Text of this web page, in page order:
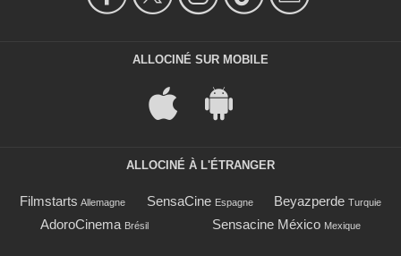
ALLOCINÉ SUR MOBILE
ALLOCINÉ À L'ÉTRANGER
Filmstarts Allemagne SensaCine Espagne Beyazperde Turquie
AdoroCinema Brésil Sensacine México Mexique